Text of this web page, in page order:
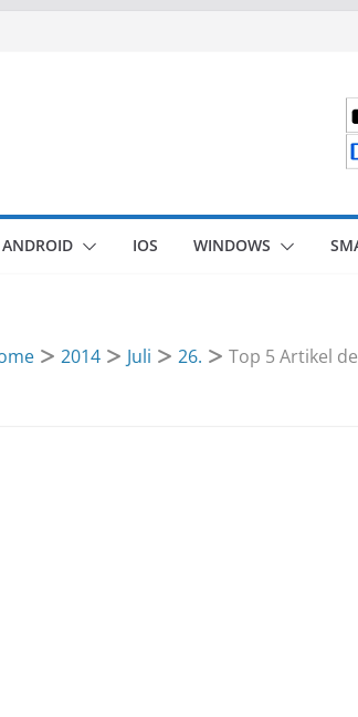
ANDROID IOS WINDOWS
2014 Juli 26. Top 5 Artikel